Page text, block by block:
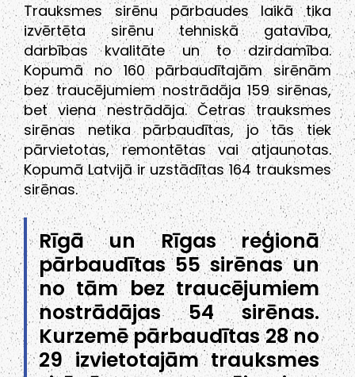
Trauksmes sirēnu pārbaudes laikā tika
izvērtēta sirēnu tehniskā gatavība,
darbības kvalitāte un to dzirdamība.
Kopumā no 160 pārbaudītajām sirēnām
bez traucējumiem nostrādāja 159 sirēnas,
bet viena nestrādāja. Četras trauksmes
sirēnas netika pārbaudītas, jo tās tiek
pārvietotas, remontētas vai atjaunotas.
Kopumā Latvijā ir uzstādītas 164 trauksmes
sirēnas.
Rīgā un Rīgas reģionā
pārbaudītas 55 sirēnas un
no tām bez traucējumiem
nostrādājas 54 sirēnas.
Kurzemē pārbaudītas 28 no
29 izvietotajām trauksmes